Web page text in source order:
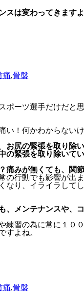
は変わってきますよ
痛,骨盤
ポーツ選手だけだと
！何かわからない
お尻の緊張を取り除
緊張を取り除いて
みが無くても、関
の行動でも影響が出
り、イライラして
メンテナンスや、
習の為に常に１０
すよね。
痛,骨盤